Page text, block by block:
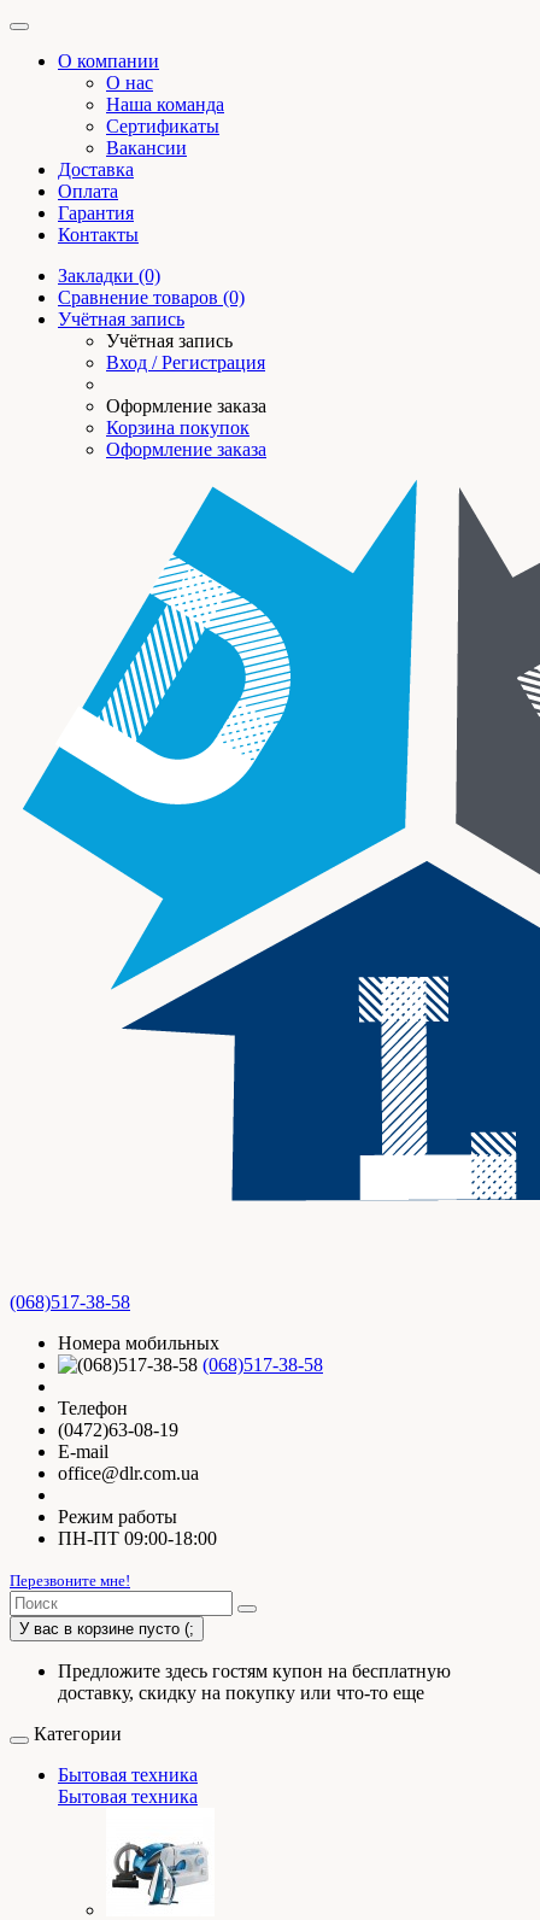
О компании
О нас
Наша команда
Сертификаты
Вакансии
Доставка
Оплата
Гарантия
Контакты
Закладки (0)
Сравнение товаров (0)
Учётная запись
Учётная запись
Вход / Регистрация
Оформление заказа
Корзина покупок
Оформление заказа
(068)517-38-58
Номера мобильных
(068)517-38-58
Телефон
(0472)63-08-19
E-mail
office@dlr.com.ua
Режим работы
ПН-ПТ 09:00-18:00
Перезвоните мне!
У вас в корзине пусто (;
Предложите здесь гостям купон на бесплатную
доставку, скидку на покупку или что-то еще
Категории
Бытовая техника
Бытовая техника